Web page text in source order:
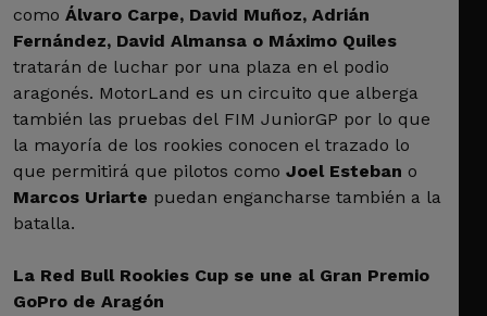
como Álvaro Carpe, David Muñoz, Adrián
Fernández, David Almansa o Máximo Quiles
tratarán de luchar por una plaza en el podio
aragonés. MotorLand es un circuito que alberga
también las pruebas del FIM JuniorGP por lo que
la mayoría de los rookies conocen el trazado lo
que permitirá que pilotos como Joel Esteban o
Marcos Uriarte puedan engancharse también a la
batalla.
La Red Bull Rookies Cup se une al Gran Premio
GoPro de Aragón